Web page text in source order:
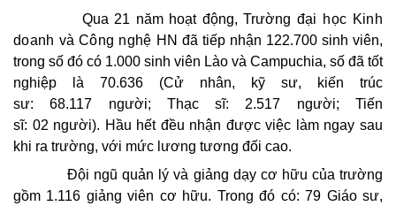
Qua 21 năm hoạt động, Trường đại học Kinh
doanh và Công nghệ HNđã tiếp nhận 122.700 sinh viên,
trong số đó có 1.000 sinh viên Lào và Campuchia, số đã tốt
nghiệp là 70.636 (Cử nhân, kỹ sư, kiến trúc
sư:68.117 người; Thạc sĩ: 2.517 người; Tiến
sĩ: 02 người). Hầu hết đều nhận được việc làm ngay sau
khi ra trường, với mức lương tương đối cao.
Đội ngũ quản lý và giảng dạy cơ hữu của trường
gồm 1.116 giảng viên cơ hữu. Trong đó có: 79 Giáo sư,